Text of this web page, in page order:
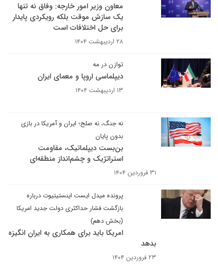
معاون وزیر امور خارجه: وفاق نه تنها
یک سازش موقت بلکه رویکردی پایدار
برای حل اختلافات است
۲۸ اردیبهشت ۱۴۰۴
توازن در مه
دیپلماسی اروپا و معمای ایران
۱۳ اردیبهشت ۱۴۰۴
نه جنگ، نه صلح؛ ایران و آمریکا در بازی
بدون پایان
بن‌بست دیپلماتیک، مقاومت
استراتژیک و چشم‌انداز منطقه‌ای
۳۱ فروردین ۱۴۰۴
پرونده میدل ایست اینستیتیوت درباره
بازگشت فشار حداکثری دولت جدید امریکا
(بخش دهم)
امریکا باید برای همکاری به ایران انگیزه
بدهد
۲۳ فروردین ۱۴۰۴